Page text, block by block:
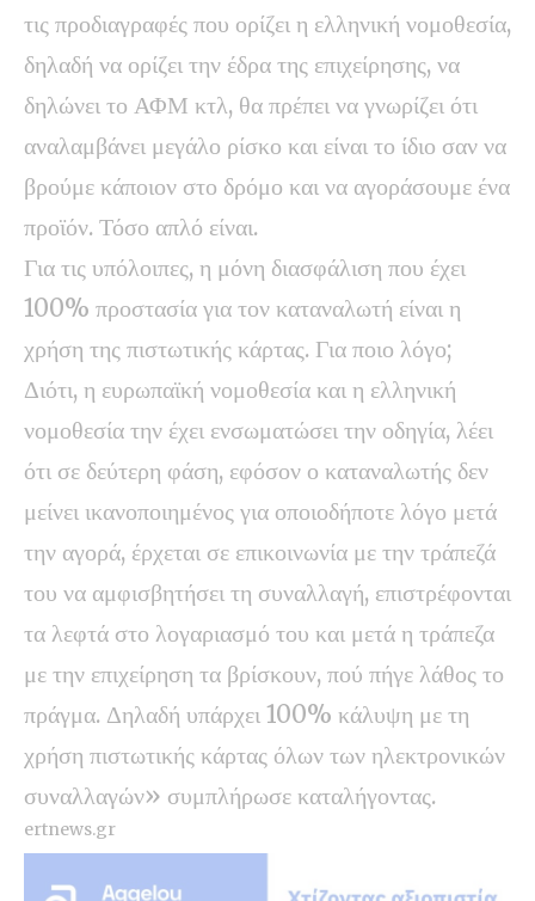
τις προδιαγραφές που ορίζει η ελληνική νομοθεσία,
δηλαδή να ορίζει την έδρα της επιχείρησης, να
δηλώνει το ΑΦΜ κτλ, θα πρέπει να γνωρίζει ότι
αναλαμβάνει μεγάλο ρίσκο και είναι το ίδιο σαν να
βρούμε κάποιον στο δρόμο και να αγοράσουμε ένα
προϊόν. Τόσο απλό είναι.
Για τις υπόλοιπες, η μόνη διασφάλιση που έχει
100% προστασία για τον καταναλωτή είναι η
χρήση της πιστωτικής κάρτας. Για ποιο λόγο;
Διότι, η ευρωπαϊκή νομοθεσία και η ελληνική
νομοθεσία την έχει ενσωματώσει την οδηγία, λέει
ότι σε δεύτερη φάση, εφόσον ο καταναλωτής δεν
μείνει ικανοποιημένος για οποιοδήποτε λόγο μετά
την αγορά, έρχεται σε επικοινωνία με την τράπεζά
του να αμφισβητήσει τη συναλλαγή, επιστρέφονται
τα λεφτά στο λογαριασμό του και μετά η τράπεζα
με την επιχείρηση τα βρίσκουν, πού πήγε λάθος το
πράγμα. Δηλαδή υπάρχει 100% κάλυψη με τη
χρήση πιστωτικής κάρτας όλων των ηλεκτρονικών
συναλλαγών» συμπλήρωσε καταλήγοντας.
ertnews.gr